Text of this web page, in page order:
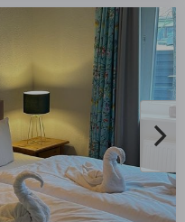
Ausstattung
Internet-
WLAN
4
Balkon
1
Garten